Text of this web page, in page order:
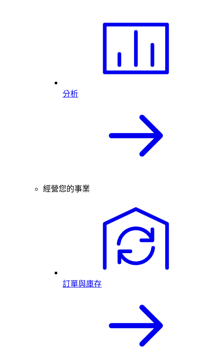
分析
經營您的事業
訂單與庫存